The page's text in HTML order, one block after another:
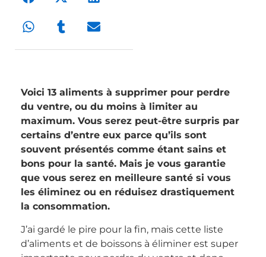
Voici 13 aliments à supprimer pour perdre
du ventre, ou du moins à limiter au
maximum. Vous serez peut-être surpris par
certains d’entre eux parce qu’ils sont
souvent présentés comme étant sains et
bons pour la santé. Mais je vous garantie
que vous serez en meilleure santé si vous
les éliminez ou en réduisez drastiquement
la consommation.
J’ai gardé le pire pour la fin, mais cette liste
d’aliments et de boissons à éliminer est super